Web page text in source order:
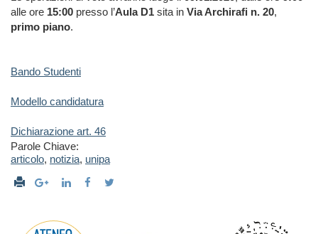
alle ore 15:00 presso l’Aula D1 sita in Via Archirafi n. 20,
primo piano.
Bando Studenti
Modello candidatura
Dichiarazione art. 46
Parole Chiave:
articolo, notizia, unipa